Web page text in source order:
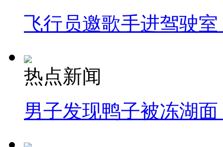
飞行员邀歌手进驾驶
热点新闻
男子发现鸭子被冻湖